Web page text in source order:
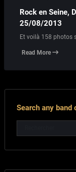
Rock en Seine,
25/08/2013
Et voilà 158 photos
Read More
Search any band